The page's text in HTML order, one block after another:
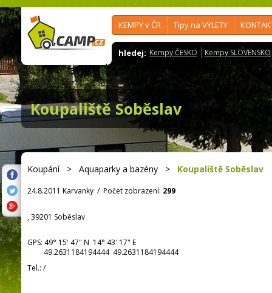
KEMPY v ČR Tipy na VÝLETY
hledej: Kempy ČESKO Kempy SLOVENSKO
Koupaliště Soběslav
Koupání> Aquaparky a bazény > Koupaliště Soběslav
24.8.2011 Karvanky / Počet zobrazení: 299
, 39201 Soběslav
GPS: 49° 15' 47" N 14° 43' 17" E
49.2631184194444 49.2631184194444
Tel.: /